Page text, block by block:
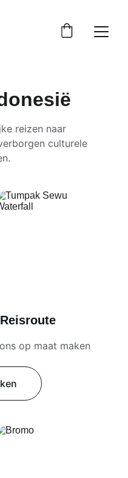
reizen naar
culturele
op maat maken